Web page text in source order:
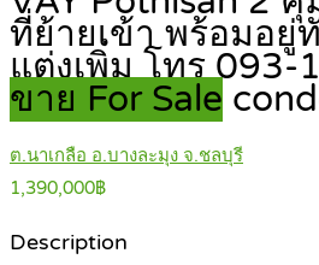
ที่ย้ายเข้า พร้อมอยู่
แต่งเพิ่ม โทร 093-
ขาย For Sale
ต.นาเกลือ อ.บางละมุง จ.ชลบุรี
1,390,000฿
Description